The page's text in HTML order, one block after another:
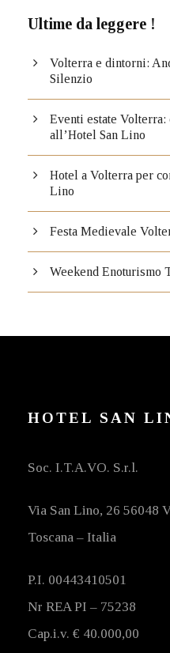
Ultime da leggere !
Volterra e dintorni:
Silenzio
Eventi estate
all’Hotel San Lino
Hotel a Volterra per
Lino
Festa Medievale
Weekend Enoturismo
HOTEL SAN
Soc. I.T.A.VO. S.r.l.
Via San Lino, 26 56048
Toscana – Italia
P.I. 00443410501
Nr REA PI – 75238
Cap.i.v. € 40.000,00